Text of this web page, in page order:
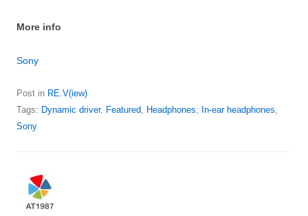
More info
Sony
Post in RE.V(iew)
Tags: Dynamic driver, Featured, Headphones, In-ear headphones,
Sony